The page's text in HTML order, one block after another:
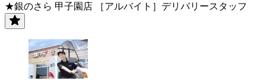
★銀のさら 甲子園店 ［アルバイト］デリバリースタッフ